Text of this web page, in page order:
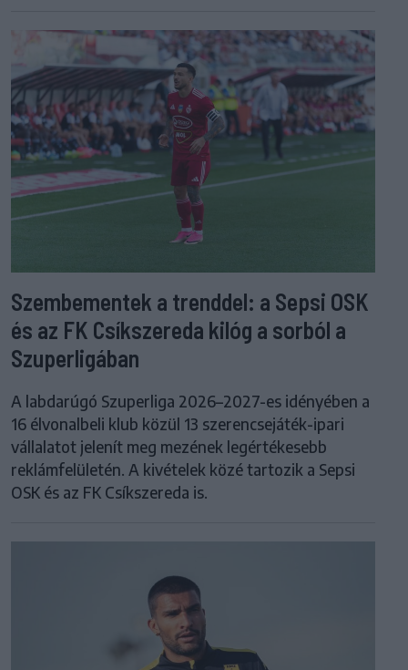
Szembementek a trenddel: a Sepsi OSK
és az FK Csíkszereda kilóg a sorból a
Szuperligában
A labdarúgó Szuperliga 2026–2027-es idényében a
16 élvonalbeli klub közül 13 szerencsejáték-ipari
vállalatot jelenít meg mezének legértékesebb
reklámfelületén. A kivételek közé tartozik a Sepsi
OSK és az FK Csíkszereda is.